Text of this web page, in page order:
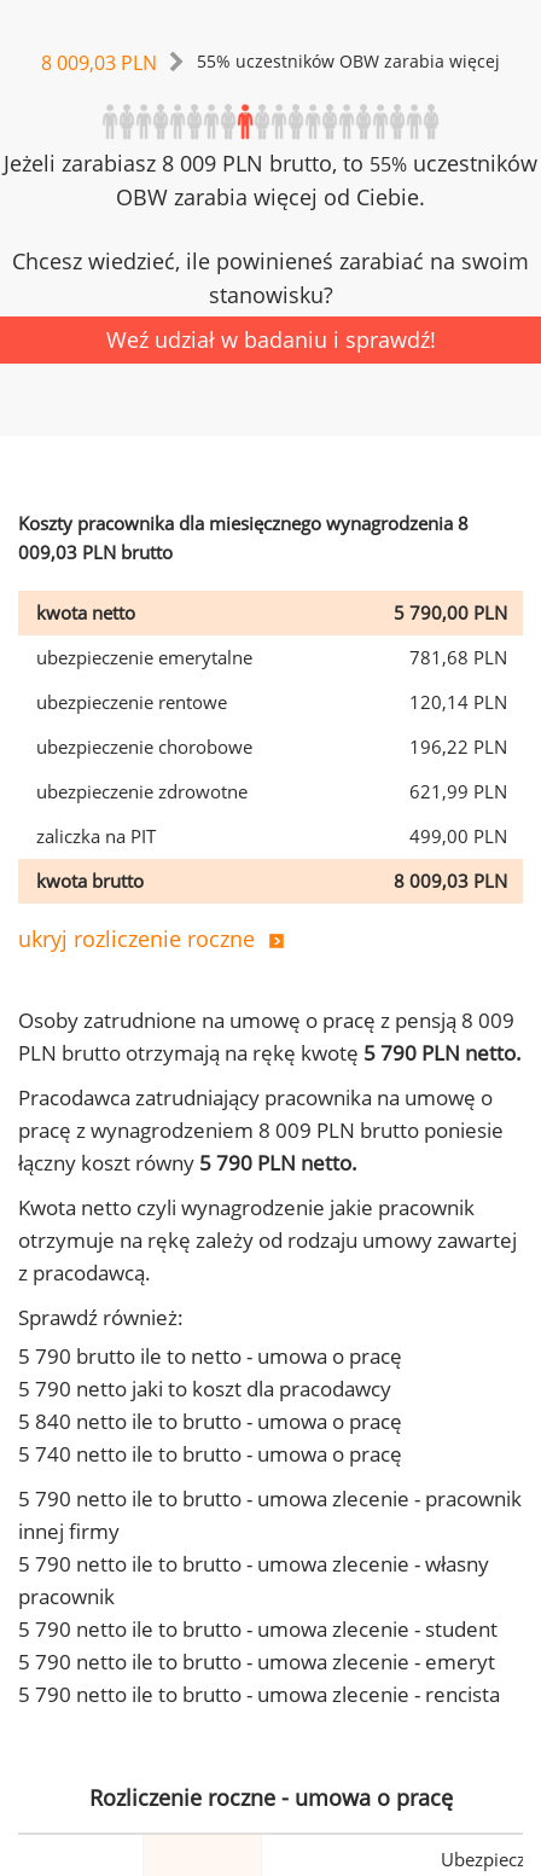
8 009,03 PLN 55% uczestników OBW zarabia więcej
Jeżeli zarabiasz 8 009 PLN brutto, to 55% uczestników
OBW zarabia więcej od Ciebie.
Chcesz wiedzieć, ile powinieneś zarabiać na swoim
stanowisku?
Weź udział w badaniu i sprawdź!
Koszty pracownika dla miesięcznego wynagrodzenia 8
009,03 PLN brutto
kwota netto
5 790,00 PLN
ubezpieczenie emerytalne
781,68 PLN
ubezpieczenie rentowe
120,14 PLN
ubezpieczenie chorobowe
196,22 PLN
ubezpieczenie zdrowotne
621,99 PLN
zaliczka na PIT
499,00 PLN
kwota brutto
8 009,03 PLN
ukryj rozliczenie roczne
Osoby zatrudnione na umowę o pracę z pensją 8 009
PLN brutto otrzymają na rękę kwotę 5 790 PLN netto.
Pracodawca zatrudniający pracownika na umowę o
pracę z wynagrodzeniem 8 009 PLN brutto poniesie
łączny koszt równy 5 790 PLN netto.
Kwota netto czyli wynagrodzenie jakie pracownik
otrzymuje na rękę zależy od rodzaju umowy zawartej
z pracodawcą.
Sprawdź również:
5 790 brutto ile to netto - umowa o pracę
5 790 netto jaki to koszt dla pracodawcy
5 840 netto ile to brutto - umowa o pracę
5 740 netto ile to brutto - umowa o pracę
5 790 netto ile to brutto - umowa zlecenie - pracownik
innej firmy
5 790 netto ile to brutto - umowa zlecenie - własny
pracownik
5 790 netto ile to brutto - umowa zlecenie - student
5 790 netto ile to brutto - umowa zlecenie - emeryt
5 790 netto ile to brutto - umowa zlecenie - rencista
Rozliczenie roczne - umowa o pracę